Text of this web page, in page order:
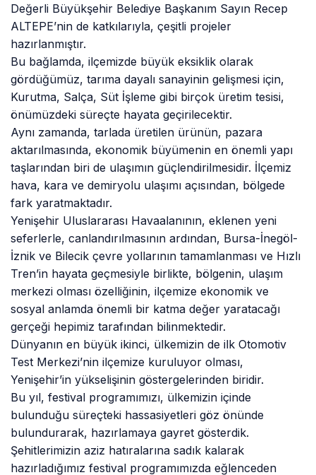
Değerli Büyükşehir Belediye Başkanım Sayın Recep
ALTEPE’nin de katkılarıyla, çeşitli projeler
hazırlanmıştır.
Bu bağlamda, ilçemizde büyük eksiklik olarak
gördüğümüz, tarıma dayalı sanayinin gelişmesi için,
Kurutma, Salça, Süt İşleme gibi birçok üretim tesisi,
önümüzdeki süreçte hayata geçirilecektir.
Aynı zamanda, tarlada üretilen ürünün, pazara
aktarılmasında, ekonomik büyümenin en önemli yapı
taşlarından biri de ulaşımın güçlendirilmesidir. İlçemiz
hava, kara ve demiryolu ulaşımı açısından, bölgede
fark yaratmaktadır.
Yenişehir Uluslararası Havaalanının, eklenen yeni
seferlerle, canlandırılmasının ardından, Bursa-İnegöl-
İznik ve Bilecik çevre yollarının tamamlanması ve Hızlı
Tren’in hayata geçmesiyle birlikte, bölgenin, ulaşım
merkezi olması özelliğinin, ilçemize ekonomik ve
sosyal anlamda önemli bir katma değer yaratacağı
gerçeği hepimiz tarafından bilinmektedir.
Dünyanın en büyük ikinci, ülkemizin de ilk Otomotiv
Test Merkezi’nin ilçemize kuruluyor olması,
Yenişehir’in yükselişinin göstergelerinden biridir.
Bu yıl, festival programımızı, ülkemizin içinde
bulunduğu süreçteki hassasiyetleri göz önünde
bulundurarak, hazırlamaya gayret gösterdik.
Şehitlerimizin aziz hatıralarına sadık kalarak
hazırladığımız festival programımızda eğlenceden